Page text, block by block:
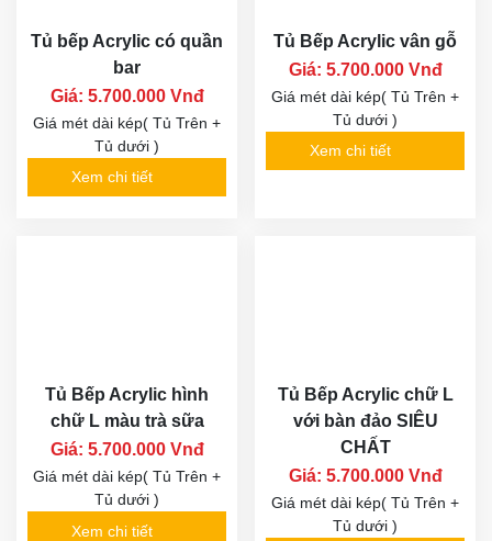
Tủ bếp Acrylic có quần
bar
Giá: 5.700.000 Vnđ
Giá mét dài kép( Tủ Trên +
Tủ dưới )
Xem chi tiết
Tủ Bếp Acrylic vân gỗ
Giá: 5.700.000 Vnđ
Giá mét dài kép( Tủ Trên +
Tủ dưới )
Xem chi tiết
Tủ Bếp Acrylic hình
chữ L màu trà sữa
Giá: 5.700.000 Vnđ
Giá mét dài kép( Tủ Trên +
Tủ dưới )
Xem chi tiết
Tủ Bếp Acrylic chữ L
với bàn đảo SIÊU
CHẤT
Giá: 5.700.000 Vnđ
Giá mét dài kép( Tủ Trên +
Tủ dưới )